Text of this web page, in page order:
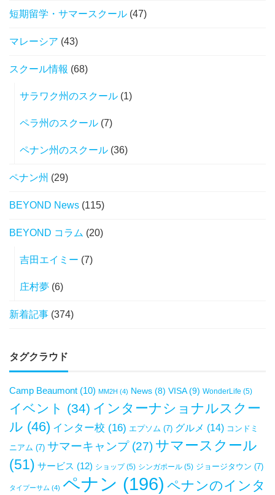
短期留学・サマースクール (47)
マレーシア (43)
スクール情報 (68)
サラワク州のスクール (1)
ペラ州のスクール (7)
ペナン州のスクール (36)
ペナン州 (29)
BEYOND News (115)
BEYOND コラム (20)
吉田エイミー (7)
庄村夢 (6)
新着記事 (374)
タグクラウド
Camp Beaumont (10) MM2H (4) News (8) VISA(9) WonderLife (5)
イベント (34) インターナショナルスクー
ル (46) インター校 (16) エプソム (7) グルメ (14) コンドミ
ニアム (7) サマーキャンプ(27) サマースクール
(51) サービス (12) ショップ(5) シンガポール (5) ジョージタウン (7)
タイプーサム (4) ペナン (196) ペナンのインタ